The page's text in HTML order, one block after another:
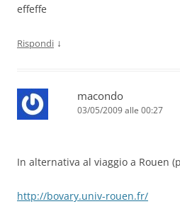
effeffe
Rispondi ↓
macondo
03/05/2009 alle 00:27
In alternativa al viaggio a Rouen
http://bovary.univ-rouen.fr/